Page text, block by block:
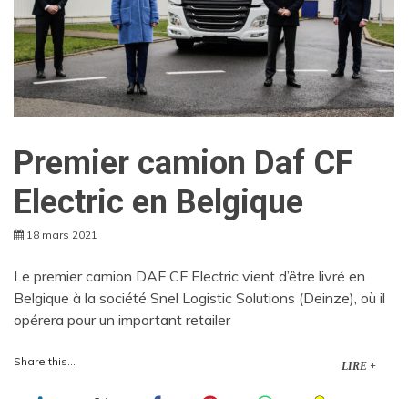
Premier camion Daf CF
Electric en Belgique
18 mars 2021
Le premier camion DAF CF Electric vient d’être livré en
Belgique à la société Snel Logistic Solutions (Deinze), où il
opérera pour un important retailer
Share this... LIRE +